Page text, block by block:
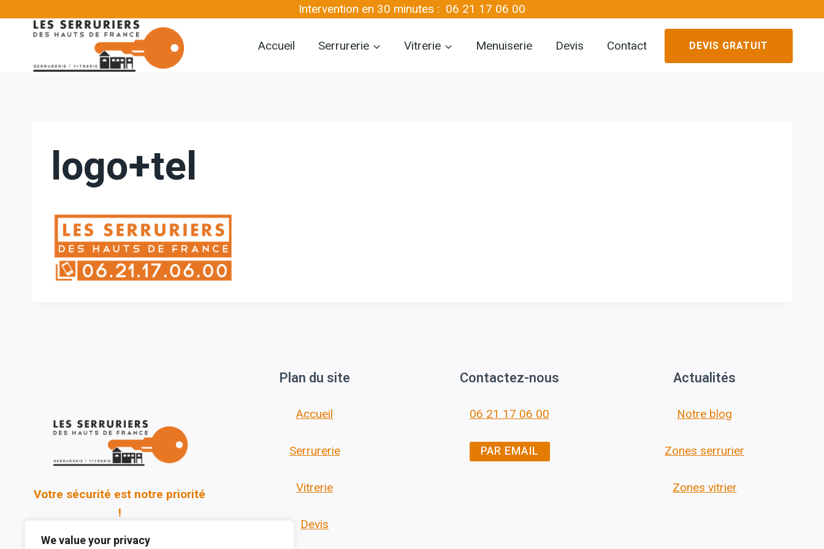
We value your privacy
Intervention en 30 minutes : 06 21 17 06 00
Accueil Serrurerie Vitrerie Menuiserie Devis Contact DEVIS GRATUIT
logo+tel
Votre sécurité est notre priorité
!
Plan du site
Accueil
Serrurerie
Vitrerie
Devis
Contactez-nous
06 21 17 06 00
PAR EMAIL
Actualités
Notre blog
Zones serrurier
Zones vitrier